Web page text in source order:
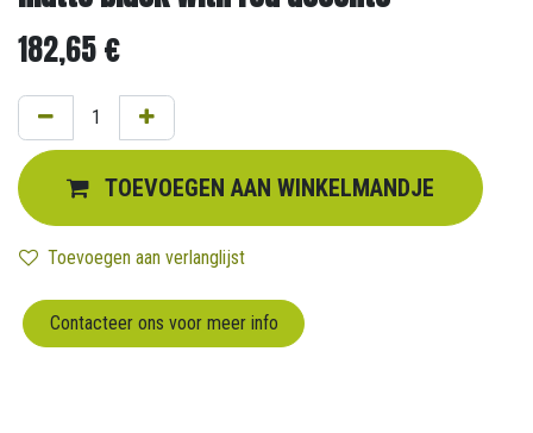
182,65€
TOEVOEGEN AAN WINKELMANDJE
Toevoegen aan verlanglijst
Contacteer ons voor meer info